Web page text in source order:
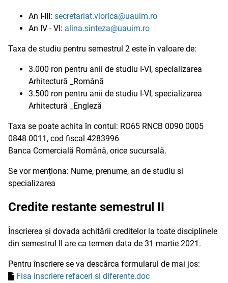
An I-III: secretariat.viorica@uauim.ro
An IV - VI: alina.sinteza@uauim.ro
Taxa de studiu pentru semestrul 2 este în valoare de:
3.000 ron pentru anii de studiu I-VI, specializarea
Arhitectură _Română
3.500 ron pentru anii de studiu I-VI, specializarea
Arhitectură _Engleză
Taxa se poate achita în contul: RO65 RNCB 0090 0005
0848 0011, cod fiscal 4283996
Banca Comercială Română, orice sucursală.
Se vor menționa: Nume, prenume, an de studiu si
specializarea
Credite restante semestrul II
Înscrierea și dovada achitării creditelor la toate disciplinele
din semestrul II are ca termen data de 31 martie 2021.
Pentru înscriere se va descărca formularul de mai jos:
Fisa inscriere refaceri si diferente.doc